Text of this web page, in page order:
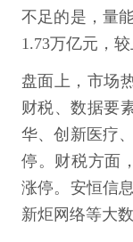
不足的是，量
1.73万亿元，
盘面上，市场
财税、数据要
华、创新医疗
停。财税方面
涨停。安恒信
新炬网络等大